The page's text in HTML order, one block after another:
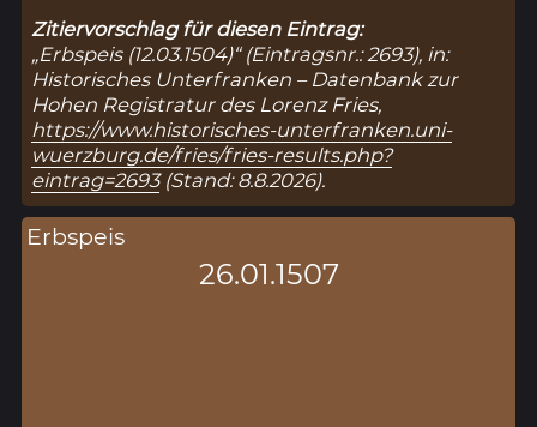
Zitiervorschlag für diesen Eintrag:
„Erbspeis (12.03.1504)“ (Eintragsnr.: 2693), in:
Historisches Unterfranken – Datenbank zur
Hohen Registratur des Lorenz Fries,
https://www.historisches-unterfranken.uni-
wuerzburg.de/fries/fries-results.php?
eintrag=2693(Stand: 8.8.2026).
Erbspeis
26.01.1507